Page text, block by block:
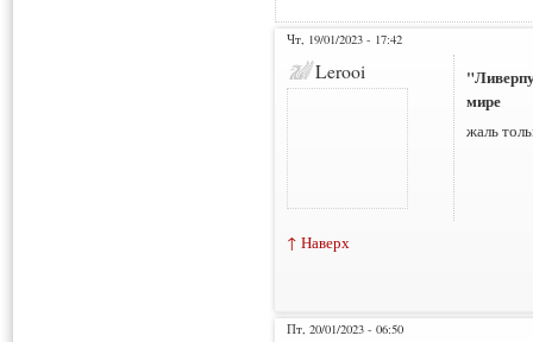
Чт, 19/01/2023 - 17:42
Lerooi
мире
жаль
↑ Наверх
Пт, 20/01/2023 - 06:50